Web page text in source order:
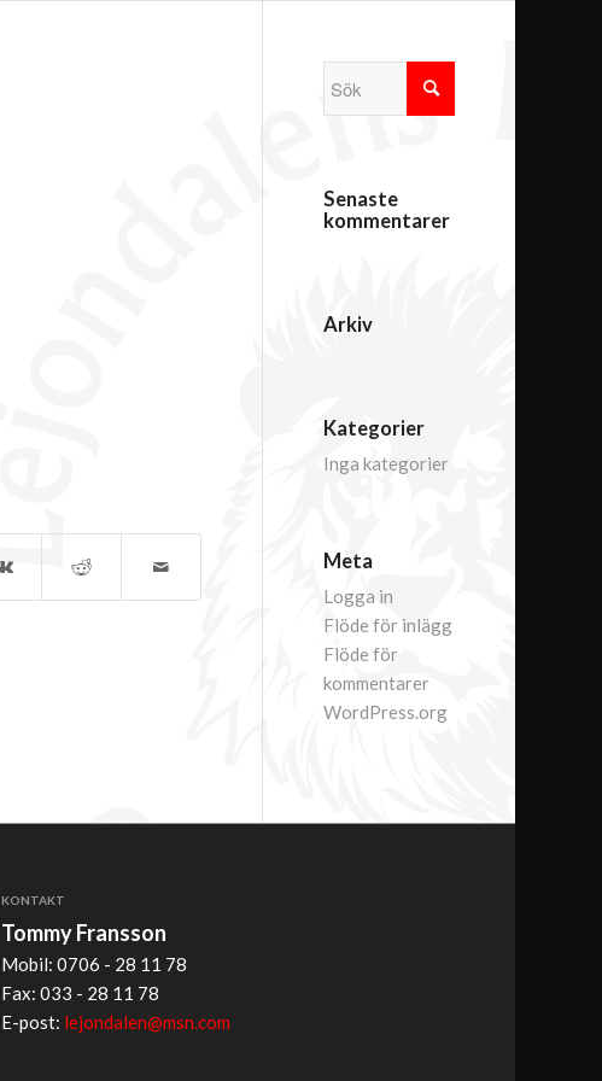
Senaste
kommentarer
Arkiv
Kategorier
Inga kategorier
Meta
Logga in
Flöde för inlägg
Flöde för
kommentarer
WordPress.org
KONTAKT
Tommy Fransson
Mobil: 0706 - 28 11 78
Fax: 033 - 28 11 78
E-post: lejondalen@msn.com